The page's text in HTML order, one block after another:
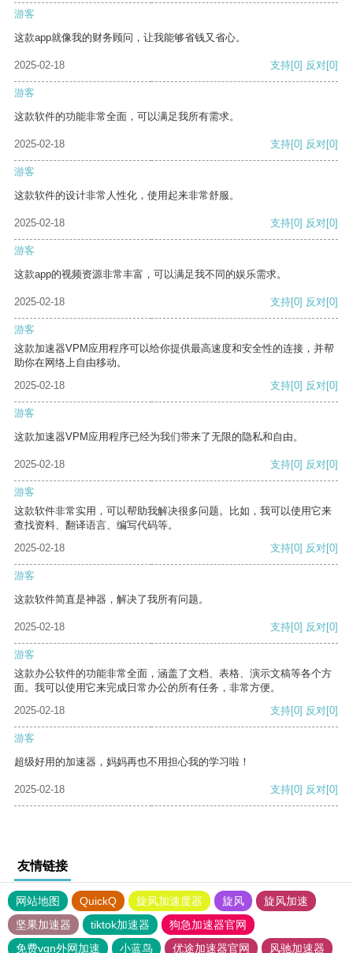
游客
这款app就像我的财务顾问，让我能够省钱又省心。
2025-02-18 支持[0] 反对[0]
游客
这款软件的功能非常全面，可以满足我所有需求。
2025-02-18 支持[0] 反对[0]
游客
这款软件的设计非常人性化，使用起来非常舒服。
2025-02-18 支持[0] 反对[0]
游客
这款app的视频资源非常丰富，可以满足我不同的娱乐需求。
2025-02-18 支持[0] 反对[0]
游客
这款加速器VPM应用程序可以给你提供最高速度和安全性的连接，并帮
助你在网络上自由移动。
2025-02-18
支持[0] 反对[0]
游客
这款加速器VPM应用程序已经为我们带来了无限的隐私和自由。
2025-02-18 支持[0] 反对[0]
游客
这款软件非常实用，可以帮助我解决很多问题。比如，我可以使用它来
查找资料、翻译语言、编写代码等。
2025-02-18
支持[0] 反对[0]
游客
这款软件简直是神器，解决了我所有问题。
2025-02-18 支持[0] 反对[0]
游客
这款办公软件的功能非常全面，涵盖了文档、表格、演示文稿等各个方
面。我可以使用它来完成日常办公的所有任务，非常方便。
2025-02-18
支持[0] 反对[0]
游客
超级好用的加速器，妈妈再也不用担心我的学习啦！
2025-02-18 支持[0] 反对[0]
友情链接
网站地图 QuickQ 旋风加速度器 旋风
旋风加速
坚果加速器
tiktok加速器
狗急加速器官网
免费vqn外网加速
小蓝鸟 优途加速器官网 风驰加速器